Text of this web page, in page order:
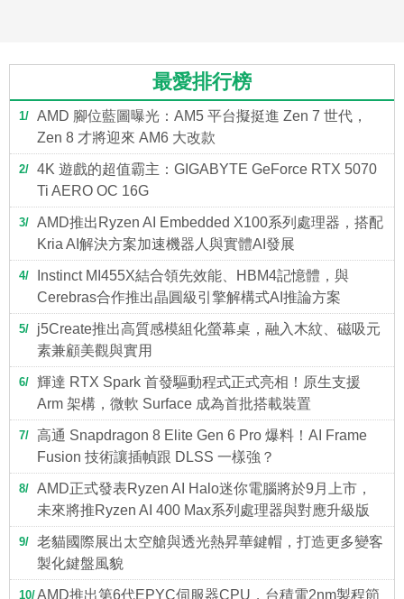
最愛排行榜
1
AMD 腳位藍圖曝光：AM5 平台擬挺進 Zen 7 世代，
Zen 8 才將迎來 AM6 大改款
2
4K 遊戲的超值霸主：GIGABYTE GeForce RTX 5070
Ti AERO OC 16G
3
AMD推出Ryzen AI Embedded X100系列處理器，搭配
Kria AI解決方案加速機器人與實體AI發展
4
Instinct MI455X結合領先效能、HBM4記憶體，與
Cerebras合作推出晶圓級引擎解構式AI推論方案
5
j5Create推出高質感模組化螢幕桌，融入木紋、磁吸元
素兼顧美觀與實用
6
輝達 RTX Spark 首發驅動程式正式亮相！原生支援
Arm 架構，微軟 Surface 成為首批搭載裝置
7
高通 Snapdragon 8 Elite Gen 6 Pro 爆料！AI Frame
Fusion 技術讓插幀跟 DLSS 一樣強？
8
AMD正式發表Ryzen AI Halo迷你電腦將於9月上市，
未來將推Ryzen AI 400 Max系列處理器與對應升級版
9
老貓國際展出太空艙與透光熱昇華鍵帽，打造更多變客
製化鍵盤風貌
10 AMD推出第6代EPYC伺服器CPU，台積電2nm製程節